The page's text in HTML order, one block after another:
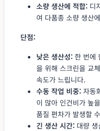
소량 생산에 적합: 디
여 다품종 소량 생산
단점:
낮은 생산성: 한 번에
을 위해 스크린을 교
속도가 느립니다.
수동 작업 비중: 자동
이 많아 인건비가 높
품질 편차가 발생할
긴 생산 시간: 대량